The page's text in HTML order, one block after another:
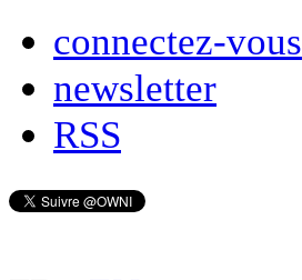
connectez-vous
newsletter
RSS